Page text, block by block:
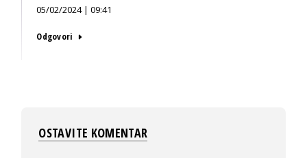
05/02/2024 | 09:41
Odgovori
OSTAVITE KOMENTAR